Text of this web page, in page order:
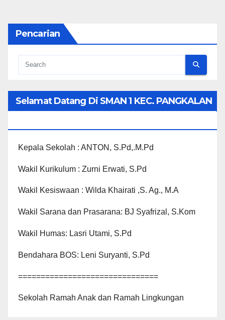
Pencarian
Selamat Datang Di SMAN 1 KEC. PANGKALAN
Kepala Sekolah : ANTON, S.Pd,.M.Pd
Wakil Kurikulum : Zurni Erwati, S.Pd
Wakil Kesiswaan : Wilda Khairati ,S. Ag., M.A
Wakil Sarana dan Prasarana: BJ Syafrizal, S.Kom
Wakil Humas: Lasri Utami, S.Pd
Bendahara BOS: Leni Suryanti, S.Pd
===============================
Sekolah Ramah Anak dan Ramah Lingkungan